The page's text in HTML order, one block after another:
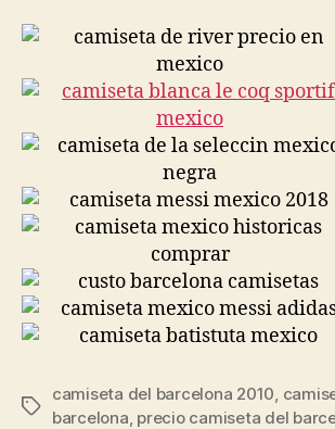
Etiquetas
camiseta del barcelona 2010,
barcelona, precio camiseta del